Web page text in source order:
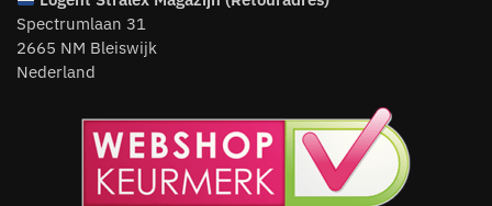
Spectrumlaan 31
2665 NM Bleiswijk
Nederland